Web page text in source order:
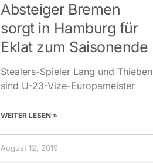
Absteiger Bremen
sorgt in Hamburg für
Eklat zum Saisonende
Stealers-Spieler Lang und Thieben
sind U-23-Vize-Europameister
WEITER LESEN »
August 12, 2019